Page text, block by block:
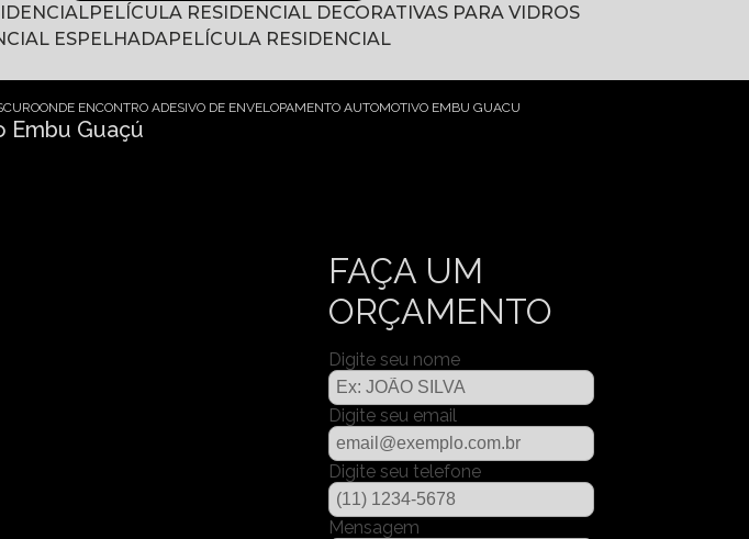
PELÍCULA RESIDENCIAL DECORATIVAS PARA VIDROS
ESPELHADA PELÍCULA RESIDENCIAL
ONDE ENCONTRO ADESIVO DE ENVELOPAMENTO AUTOMOTIVO EMBU GUACU
Guaçú
FAÇA UM
ORÇAMENTO
Digite seu nome
Digite seu email
Digite seu telefone
Mensagem